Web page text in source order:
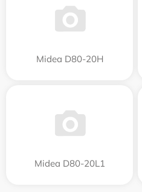
Midea D80-20Н
Midea D80-20L1